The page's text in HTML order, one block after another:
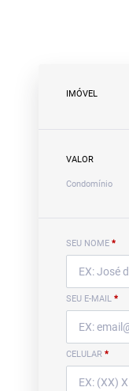
IMÓVEL
VALOR
Condomínio
SEU NOME *
SEU E-MAIL *
CELULAR *